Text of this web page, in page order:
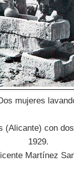
mujeres
(Alicante) con
1929.
Martínez